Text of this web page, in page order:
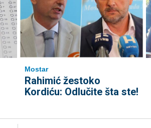
Mostar
Rahimić žestoko
Kordiću: Odlučite šta ste!